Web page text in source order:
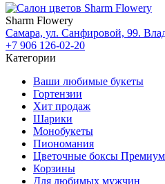
Sharm Flowery
Самара, ул. Санфировой, 99.
+7 906 126-02-20
Категории
Ваши любимые букеты
Гортензии
Хит продаж
Шарики
Монобукеты
Пиономания
Цветочные боксы Премиум
Корзины
Для любимых мужчин